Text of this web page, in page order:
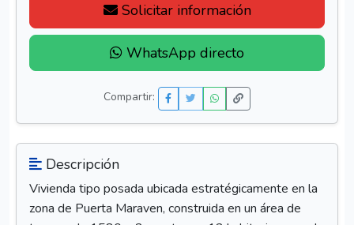
Solicitar información
WhatsApp directo
Compartir:
Descripción
Vivienda tipo posada ubicada estratégicamente en la
zona de Puerta Maraven, construida en un área de